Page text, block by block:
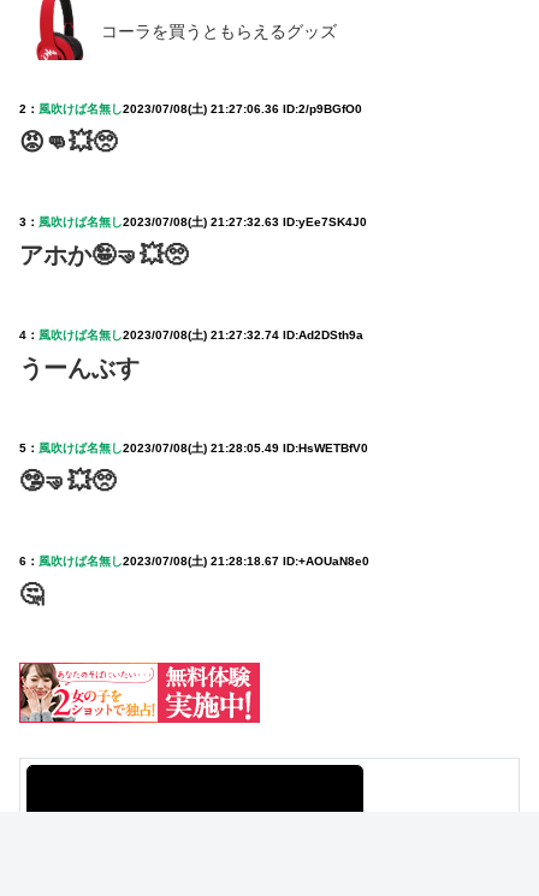
コーラを買うともらえるグッズ
2： 風吹けば名無し2023/07/08(土) 21:27:06.36 ID:2/p9BGfO0
😡👊💥🥺
3： 風吹けば名無し2023/07/08(土) 21:27:32.63 ID:yEe7SK4J0
アホか🤪🤜💥🥺
4： 風吹けば名無し2023/07/08(土) 21:27:32.74 ID:Ad2DSth9a
うーんぶす
5： 風吹けば名無し2023/07/08(土) 21:28:05.49 ID:HsWETBfV0
🤥🤜💥🥺
6： 風吹けば名無し2023/07/08(土) 21:28:18.67 ID:+AOUaN8e0
🤔